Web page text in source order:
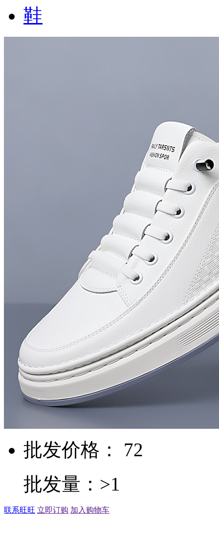
鞋
批发价格： 72
批发量：>1
联系旺旺 立即订购 加入购物车